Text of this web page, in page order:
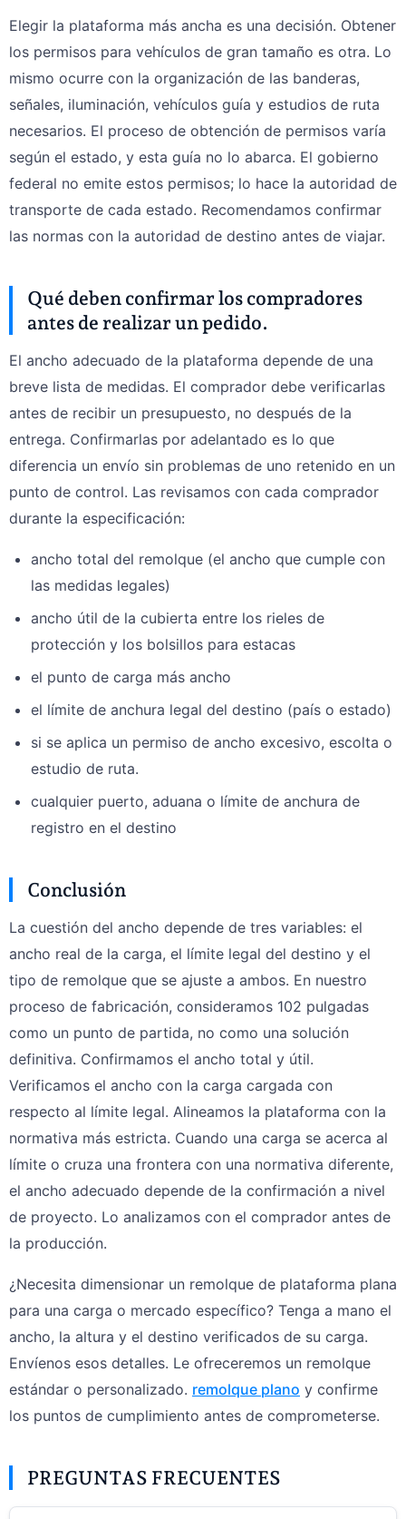
Elegir la plataforma más ancha es una decisión. Obtener
los permisos para vehículos de gran tamaño es otra. Lo
mismo ocurre con la organización de las banderas,
señales, iluminación, vehículos guía y estudios de ruta
necesarios. El proceso de obtención de permisos varía
según el estado, y esta guía no lo abarca. El gobierno
federal no emite estos permisos; lo hace la autoridad de
transporte de cada estado. Recomendamos confirmar
las normas con la autoridad de destino antes de viajar.
Qué deben confirmar los compradores
antes de realizar un pedido.
El ancho adecuado de la plataforma depende de una
breve lista de medidas. El comprador debe verificarlas
antes de recibir un presupuesto, no después de la
entrega. Confirmarlas por adelantado es lo que
diferencia un envío sin problemas de uno retenido en un
punto de control. Las revisamos con cada comprador
durante la especificación:
ancho total del remolque (el ancho que cumple con
las medidas legales)
ancho útil de la cubierta entre los rieles de
protección y los bolsillos para estacas
el punto de carga más ancho
el límite de anchura legal del destino (país o estado)
si se aplica un permiso de ancho excesivo, escolta o
estudio de ruta.
cualquier puerto, aduana o límite de anchura de
registro en el destino
Conclusión
La cuestión del ancho depende de tres variables: el
ancho real de la carga, el límite legal del destino y el
tipo de remolque que se ajuste a ambos. En nuestro
proceso de fabricación, consideramos 102 pulgadas
como un punto de partida, no como una solución
definitiva. Confirmamos el ancho total y útil.
Verificamos el ancho con la carga cargada con
respecto al límite legal. Alineamos la plataforma con la
normativa más estricta. Cuando una carga se acerca al
límite o cruza una frontera con una normativa diferente,
el ancho adecuado depende de la confirmación a nivel
de proyecto. Lo analizamos con el comprador antes de
la producción.
¿Necesita dimensionar un remolque de plataforma plana
para una carga o mercado específico? Tenga a mano el
ancho, la altura y el destino verificados de su carga.
Envíenos esos detalles. Le ofreceremos un remolque
estándar o personalizado. remolque plano y confirme
los puntos de cumplimiento antes de comprometerse.
PREGUNTAS FRECUENTES